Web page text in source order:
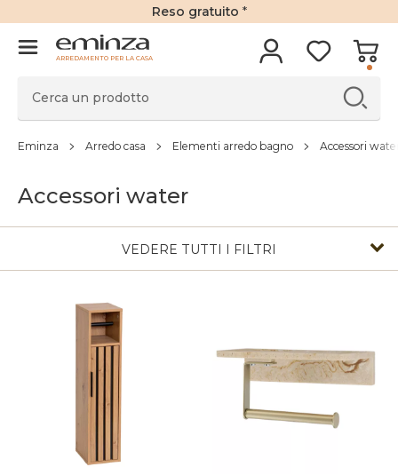
Reso gratuito *
ARREDAMENTO PER LA CASA
Eminza Arredo casa Elementi arredo bagno Accessori
Accessori water
VEDERE TUTTI I FILTRI